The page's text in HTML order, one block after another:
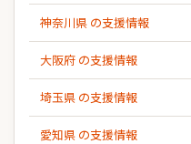
神奈川県 の支援情報
大阪府 の支援情報
埼玉県 の支援情報
愛知県 の支援情報